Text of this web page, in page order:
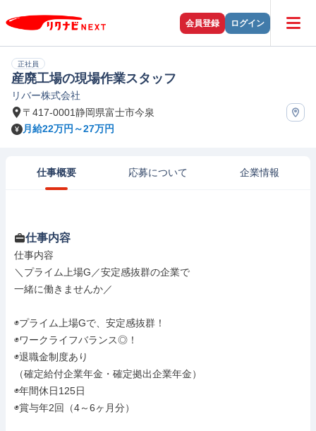
会員登録 ログイン
正社員
産廃工場の現場作業スタッフ
リバー株式会社
〒417-0001静岡県富士市今泉
月給22万円～27万円
仕事概要 応募について 企業情報
仕事内容
仕事内容
＼プライム上場G／安定感抜群の企業で
一緒に働きませんか／
◉プライム上場Gで、安定感抜群！
◉ワークライフバランス◎！
◉退職金制度あり
（確定給付企業年金・確定拠出企業年金）
◉年間休日125日
◉賞与年2回（4～6ヶ月分）